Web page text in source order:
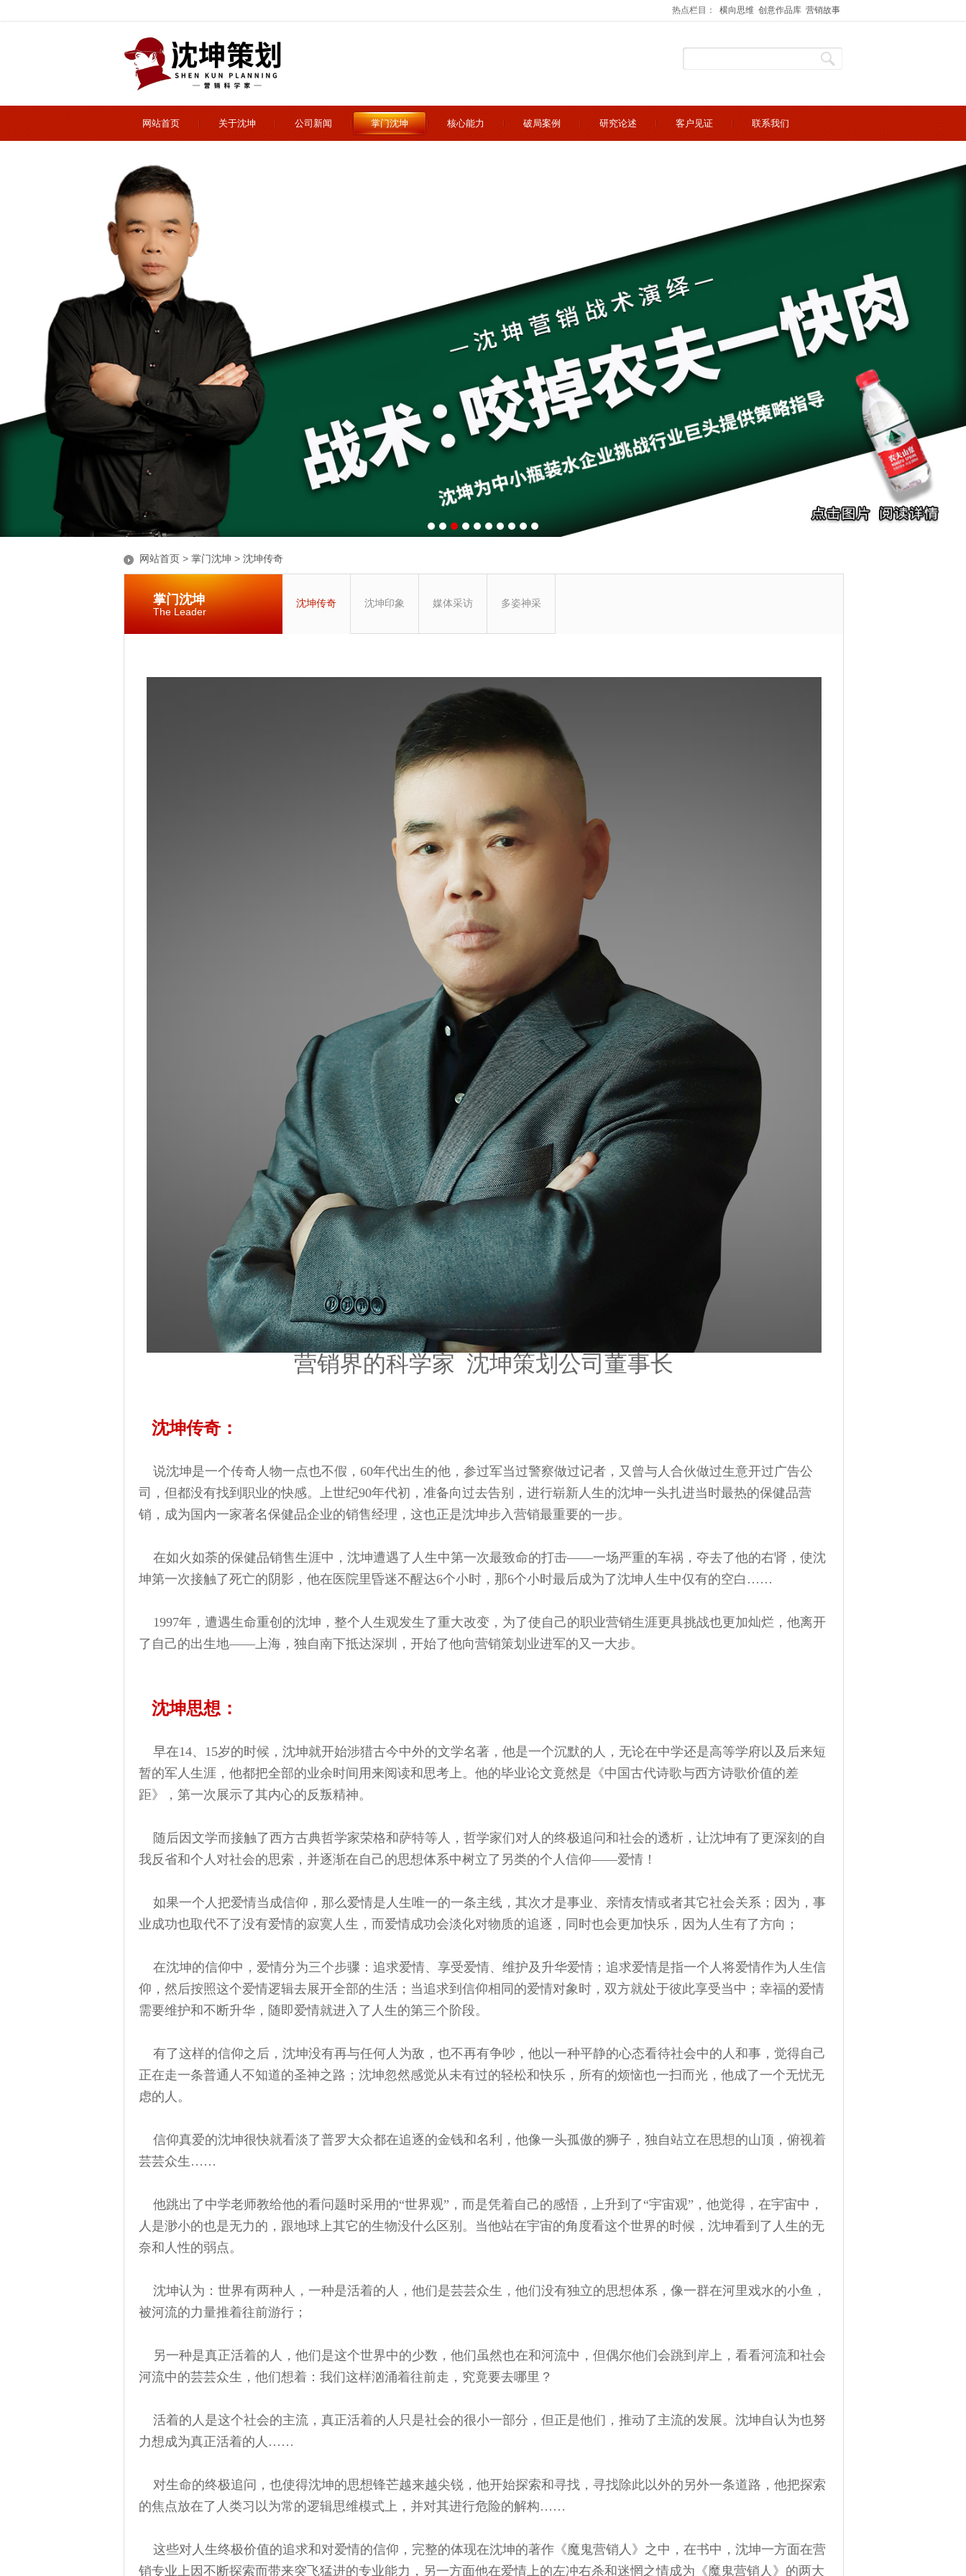
热点栏目： 横向思维 创意作品库 营销故事
网站首页 关于沈坤 公司新闻 掌门沈坤 核心能力 破局案例 研究论述 客户见证 联系我们
网站首页 > 掌门沈坤 > 沈坤传奇
掌门沈坤
The Leader
沈坤传奇 沈坤印象 媒体采访 多姿神采
营销界的科学家 沈坤策划公司董事长
沈坤传奇 ：
说沈坤是一个传奇人物一点也不假，60年代出生的他，参过军当过警察做过记者，又曾与人合伙做过生意开过广告公
司，但都没有找到职业的快感。上世纪90年代初，准备向过去告别，进行崭新人生的沈坤一头扎进当时最热的保健品营
销，成为国内一家著名保健品企业的销售经理，这也正是沈坤步入营销最重要的一步。
在如火如荼的保健品销售生涯中，沈坤遭遇了人生中第一次最致命的打击——一场严重的车祸，夺去了他的右肾，使沈
坤第一次接触了死亡的阴影，他在医院里昏迷不醒达6个小时，那6个小时最后成为了沈坤人生中仅有的空白……
1997年，遭遇生命重创的沈坤，整个人生观发生了重大改变，为了使自己的职业营销生涯更具挑战也更加灿烂，他离开
了自己的出生地——上海，独自南下抵达深圳，开始了他向营销策划业进军的又一大步。
沈坤思想：
早在14、15岁的时候，沈坤就开始涉猎古今中外的文学名著，他是一个沉默的人，无论在中学还是高等学府以及后来短
暂的军人生涯，他都把全部的业余时间用来阅读和思考上。他的毕业论文竟然是《中国古代诗歌与西方诗歌价值的差
距》，第一次展示了其内心的反叛精神。
随后因文学而接触了西方古典哲学家荣格和萨特等人，哲学家们对人的终极追问和社会的透析，让沈坤有了更深刻的自
我反省和个人对社会的思索，并逐渐在自己的思想体系中树立了另类的个人信仰——爱情！
如果一个人把爱情当成信仰，那么爱情是人生唯一的一条主线，其次才是事业、亲情友情或者其它社会关系；因为，事
业成功也取代不了没有爱情的寂寞人生，而爱情成功会淡化对物质的追逐，同时也会更加快乐，因为人生有了方向；
在沈坤的信仰中，爱情分为三个步骤：追求爱情、享受爱情、维护及升华爱情；追求爱情是指一个人将爱情作为人生信
仰，然后按照这个爱情逻辑去展开全部的生活；当追求到信仰相同的爱情对象时，双方就处于彼此享受当中；幸福的爱情
需要维护和不断升华，随即爱情就进入了人生的第三个阶段。
有了这样的信仰之后，沈坤没有再与任何人为敌，也不再有争吵，他以一种平静的心态看待社会中的人和事，觉得自己
正在走一条普通人不知道的圣神之路；沈坤忽然感觉从未有过的轻松和快乐，所有的烦恼也一扫而光，他成了一个无忧无
虑的人。
信仰真爱的沈坤很快就看淡了普罗大众都在追逐的金钱和名利，他像一头孤傲的狮子，独自站立在思想的山顶，俯视着
芸芸众生……
他跳出了中学老师教给他的看问题时采用的“世界观”，而是凭着自己的感悟，上升到了“宇宙观”，他觉得，在宇宙中，
人是渺小的也是无力的，跟地球上其它的生物没什么区别。当他站在宇宙的角度看这个世界的时候，沈坤看到了人生的无
奈和人性的弱点。
沈坤认为：世界有两种人，一种是活着的人，他们是芸芸众生，他们没有独立的思想体系，像一群在河里戏水的小鱼，
被河流的力量推着往前游行；
另一种是真正活着的人，他们是这个世界中的少数，他们虽然也在和河流中，但偶尔他们会跳到岸上，看看河流和社会
河流中的芸芸众生，他们想着：我们这样汹涌着往前走，究竟要去哪里？
活着的人是这个社会的主流，真正活着的人只是社会的很小一部分，但正是他们，推动了主流的发展。沈坤自认为也努
力想成为真正活着的人……
对生命的终极追问，也使得沈坤的思想锋芒越来越尖锐，他开始探索和寻找，寻找除此以外的另外一条道路，他把探索
的焦点放在了人类习以为常的逻辑思维模式上，并对其进行危险的解构……
这些对人生终极价值的追求和对爱情的信仰，完整的体现在沈坤的著作《魔鬼营销人》之中，在书中，沈坤一方面在营
销专业上因不断探索而带来突飞猛进的专业能力，另一方面他在爱情上的左冲右杀和迷惘之情成为《魔鬼营销人》的两大